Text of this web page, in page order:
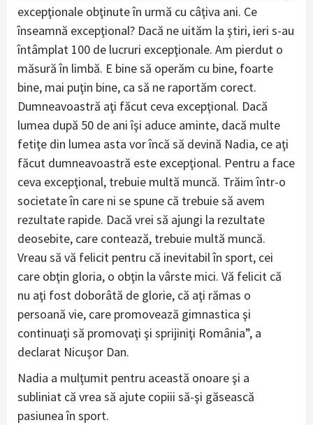
excepţionale obţinute în urmă cu câţiva ani. Ce
înseamnă excepţional? Dacă ne uităm la ştiri, ieri s-au
întâmplat 100 de lucruri excepţionale. Am pierdut o
măsură în limbă. E bine să operăm cu bine, foarte
bine, mai puţin bine, ca să ne raportăm corect.
Dumneavoastră aţi făcut ceva excepţional. Dacă
lumea după 50 de ani îşi aduce aminte, dacă multe
fetiţe din lumea asta vor încă să devină Nadia, ce aţi
făcut dumneavoastră este excepţional. Pentru a face
ceva excepţional, trebuie multă muncă. Trăim într-o
societate în care ni se spune că trebuie să avem
rezultate rapide. Dacă vrei să ajungi la rezultate
deosebite, care contează, trebuie multă muncă.
Vreau să vă felicit pentru că inevitabil în sport, cei
care obţin gloria, o obţin la vârste mici. Vă felicit că
nu aţi fost doborâtă de glorie, că aţi rămas o
persoană vie, care promovează gimnastica şi
continuaţi să promovaţi şi sprijiniţi România”, a
declarat Nicuşor Dan.
Nadia a mulţumit pentru această onoare şi a
subliniat că vrea să ajute copiii să-şi găsească
pasiunea în sport.